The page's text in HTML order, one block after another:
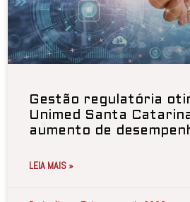
Gestão regulatória
Unimed Santa
aumento de
LEIA MAIS »